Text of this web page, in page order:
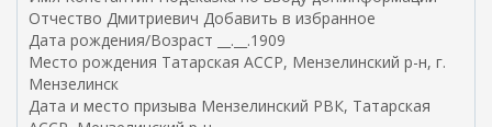
Отчество Дмитриевич Добавить в избранное
Дата рождения/Возраст __.__.1909
Место рождения Татарская АССР, Мензелинский р-н, г.
Мензелинск
Дата и место призыва Мензелинский РВК, Татарская